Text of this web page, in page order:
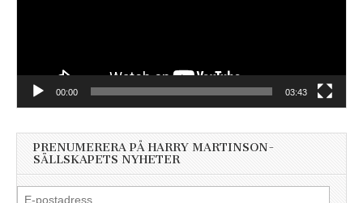
00:00 03:43
PRENUMERERA PÅ HARRY MARTINSON-
SÄLLSKAPETS NYHETER
E-